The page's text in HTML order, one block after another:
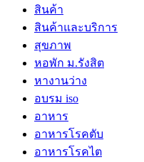
สินค้า
สินค้าและบริการ
สุขภาพ
หอพัก ม.รังสิต
หางานว่าง
อบรม iso
อาหาร
อาหารโรคตับ
อาหารโรคไต